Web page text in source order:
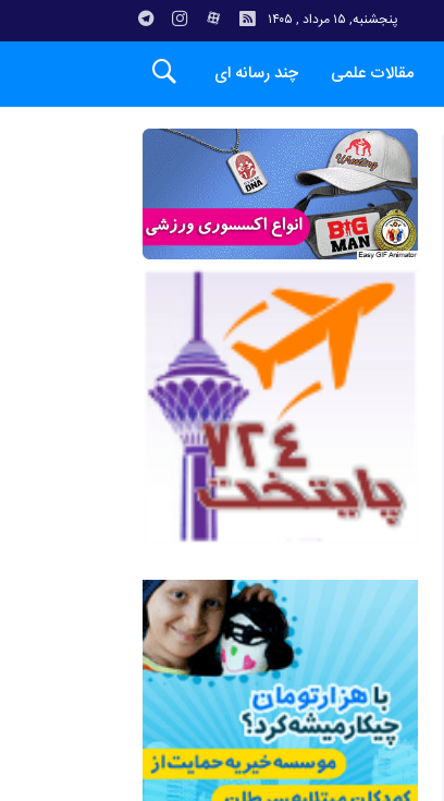
پنجشنبه, ۱۵ مرداد , ۱۴۰۵
مقالات علمی چند رسانه ای